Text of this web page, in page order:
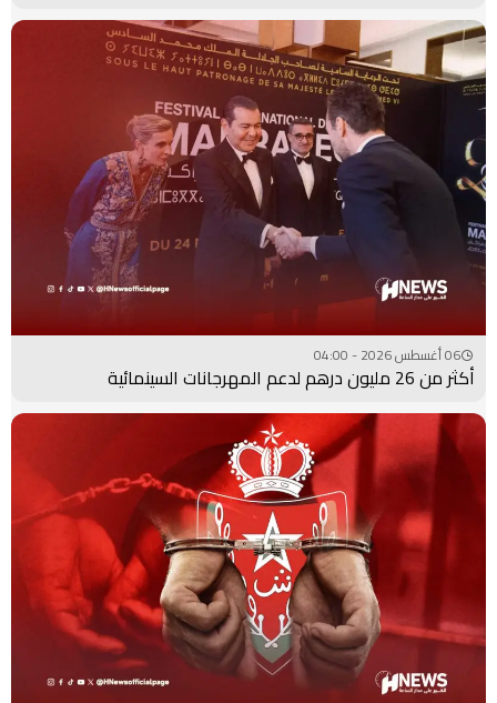
06 أغسطس 2026 - 04:00
أكثر من 26 مليون درهم لدعم المهرجانات السينمائية